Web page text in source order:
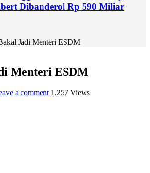
Dibanderol Rp 590 Miliar
Jadi Menteri ESDM
Menteri ESDM
a comment 1,257 Views